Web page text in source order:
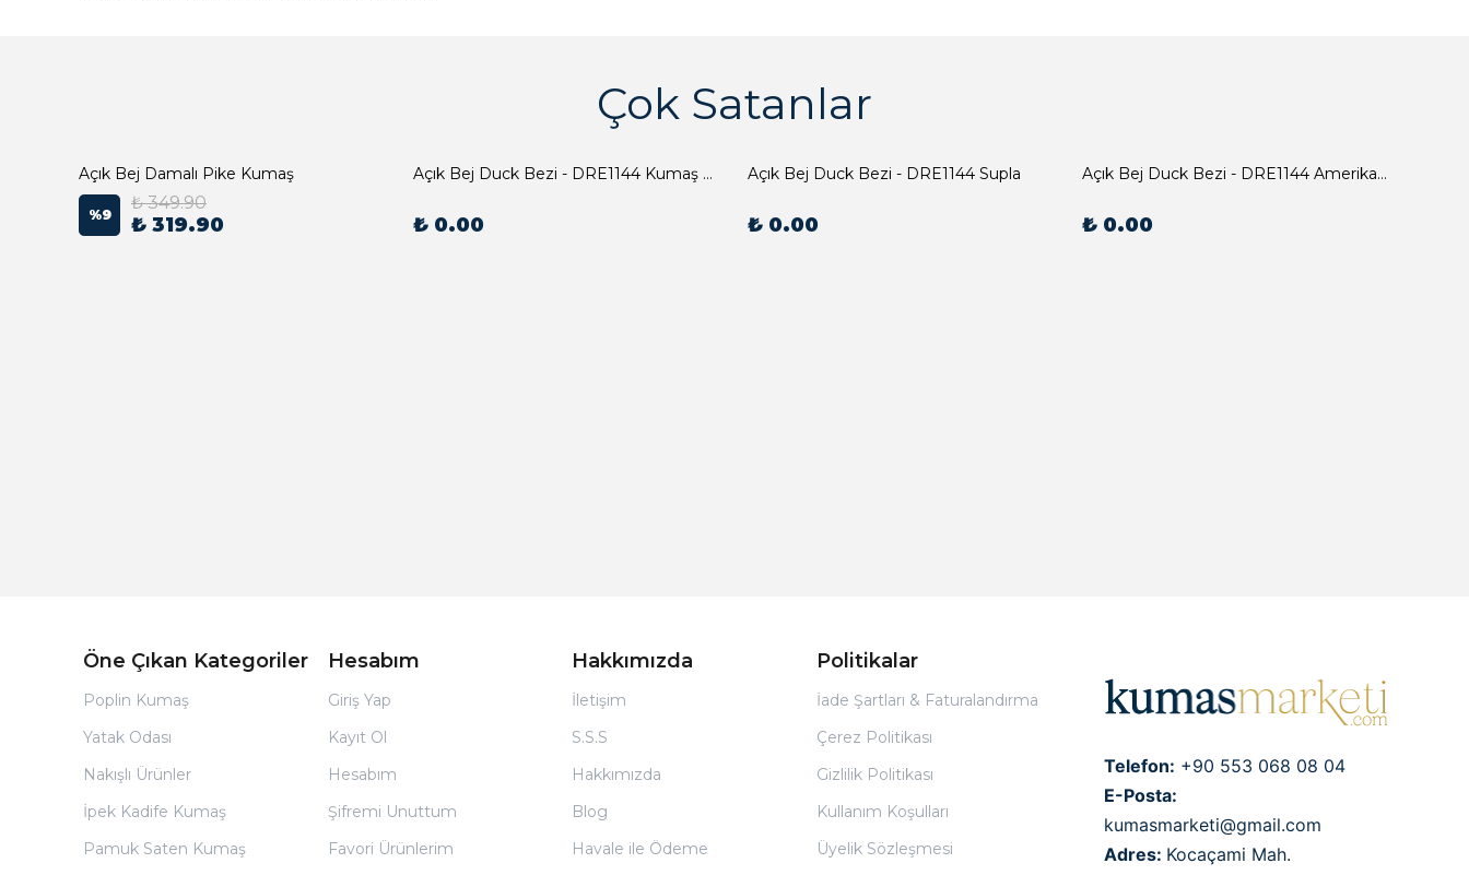
Çok Satanlar
Açık Bej Damalı Pike Kumaş
%9
₺ 349.90
₺ 319.90
Açık Bej Duck Bezi - DRE1144 Kumaş Peçete
₺ 0.00
Açık Bej Duck Bezi - DRE1144 Supla
₺ 0.00
Açık Bej Duck Bezi - DRE1144 Amerikan Servis
₺ 0.00
Öne Çıkan Kategoriler
Poplin Kumaş
Yatak Odası
Nakışlı Ürünler
İpek Kadife Kumaş
Pamuk Saten Kumaş
Hesabım
Giriş Yap
Kayıt Ol
Hesabım
Şifremi Unuttum
Favori Ürünlerim
Hakkımızda
İletişim
S.S.S
Hakkımızda
Blog
Havale ile Ödeme
Politikalar
İade Şartları & Faturalandırma
Çerez Politikası
Gizlilik Politikası
Kullanım Koşulları
Üyelik Sözleşmesi
Telefon: +90 553 068 08 04
E-Posta:
kumasmarketi@gmail.com
Adres: Kocaçami Mah.